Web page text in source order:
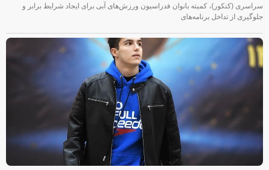
سراسری (کنکور)، کمیته بانوان فدراسیون ورزش‌های آبی برای ایجاد شرایط برابر و
جلوگیری از تداخل برنامه‌های